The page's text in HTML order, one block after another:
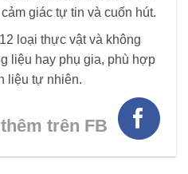
giác tự tin và cuốn hút.
loại thực vật và không
liệu hay phụ gia, phù hợp
liệu tự nhiên.
trên FB